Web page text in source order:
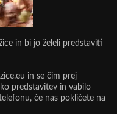
in bi jo želeli predstaviti
in se čim prej
predstavitev in vabilo
če nas pokličete na